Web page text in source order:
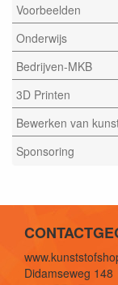
Voorbeelden
Onderwijs
Bedrijven-MKB
3D Printen
Bewerken van
Sponsoring
Didamseweg 148